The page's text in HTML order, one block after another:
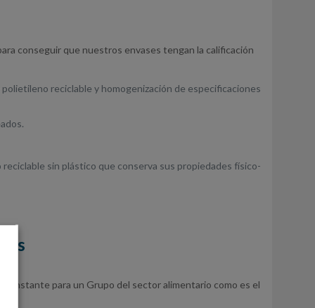
conseguir que nuestros envases tengan la calificación
reciclable y homogenización de especificaciones
sin plástico que conserva sus propiedades físico-
para un Grupo del sector alimentario como es el